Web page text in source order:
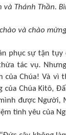
và Thánh Thần.
và chào
phục sự tận
tác vụ.
của Chúa! Và
của Chúa Kitô,
được Người,
tình yêu của